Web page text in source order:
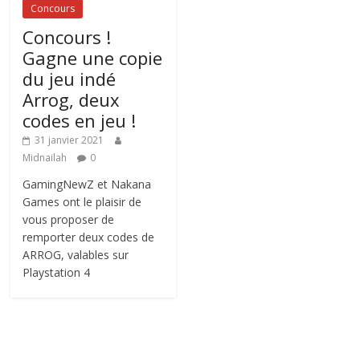
Concours
Concours !
Gagne une copie
du jeu indé
Arrog, deux
codes en jeu !
31 janvier 2021
Midnailah
0
GamingNewZ et Nakana
Games ont le plaisir de
vous proposer de
remporter deux codes de
ARROG, valables sur
Playstation 4